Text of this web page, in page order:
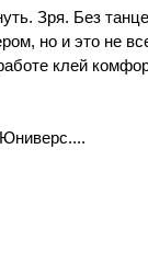
Зря. Без
но и это не
клей